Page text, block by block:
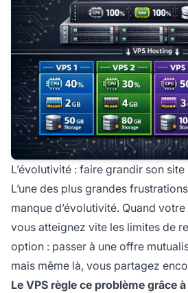
L’évolutivité : faire grandir son
L’une des plus grandes
manque d’évolutivité. Quand
vous atteignez vite les limites de
option : passer à une offre
mais même là, vous partagez
Le VPS règle ce problème grâce